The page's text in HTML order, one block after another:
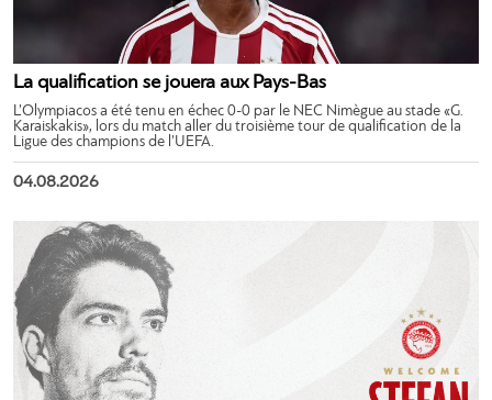
La qualification se jouera aux Pays-Bas
L’Olympiacos a été tenu en échec 0-0 par le NEC Nimègue au stade «G.
Karaiskakis», lors du match aller du troisième tour de qualification de la
Ligue des champions de l’UEFA.
04.08.2026